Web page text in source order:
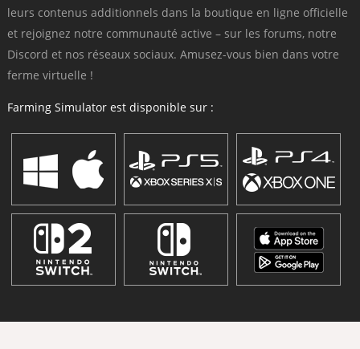
leurs contenus additionnels dans la boutique en ligne officielle
et rejoignez notre communauté active – sur les forums, notre
Discord et nos réseaux sociaux. Amusez-vous bien dans votre
ferme virtuelle !
Farming Simulator est disponible sur :